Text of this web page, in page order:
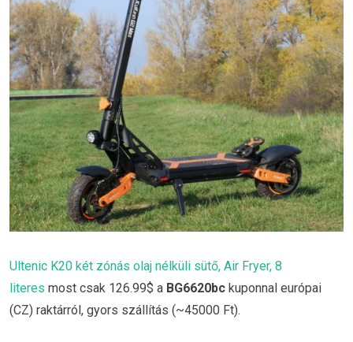
Ultenic K20 két zónás olaj nélküli sütő, Air Fryer, 8
literes most csak 126.99$ a BG6620bc kuponnal európai
(CZ) raktárról, gyors szállítás (~45000 Ft).